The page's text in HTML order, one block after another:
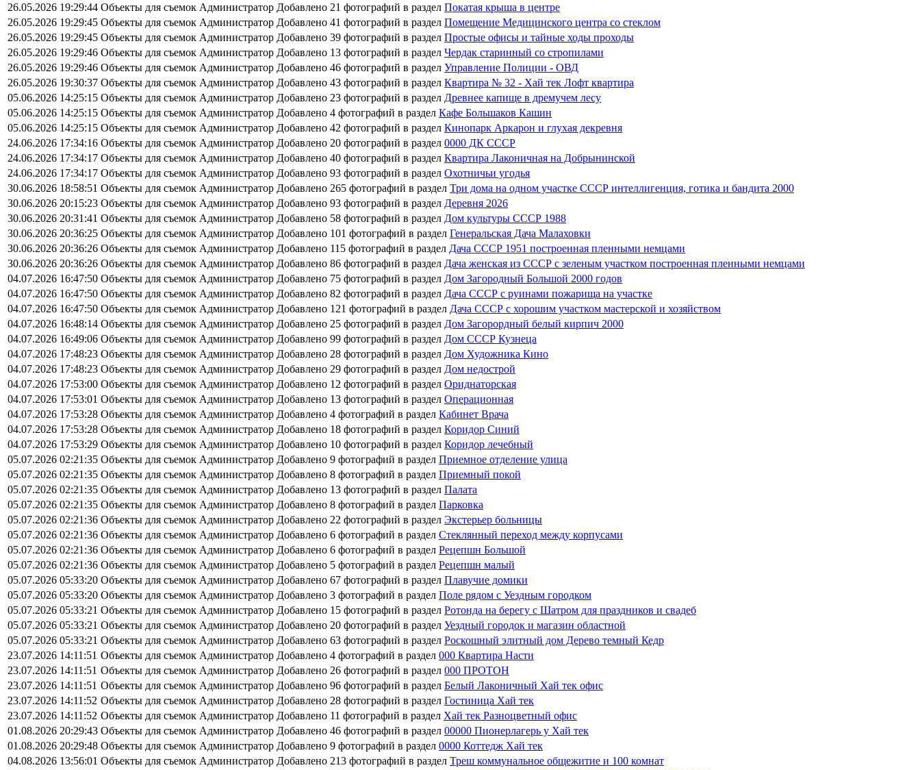
26.05.2026 19:29:44 Объекты для съемок Администратор Добавлено 21 фотографий в раздел Покатая крыша в центре
26.05.2026 19:29:45 Объекты для съемок Администратор Добавлено 41 фотографий в раздел Помещение Медицинского центра со стеклом
26.05.2026 19:29:45 Объекты для съемок Администратор Добавлено 39 фотографий в раздел Простые офисы и тайные ходы проходы
26.05.2026 19:29:46 Объекты для съемок Администратор Добавлено 13 фотографий в раздел Чердак старинный со стропилами
26.05.2026 19:29:46 Объекты для съемок Администратор Добавлено 46 фотографий в раздел Управление Полиции - ОВД
26.05.2026 19:30:37 Объекты для съемок Администратор Добавлено 43 фотографий в раздел Квартира № 32 - Хай тек Лофт квартира
05.06.2026 14:25:15 Объекты для съемок Администратор Добавлено 23 фотографий в раздел Древнее капище в дремучем лесу
05.06.2026 14:25:15 Объекты для съемок Администратор Добавлено 4 фотографий в раздел Кафе Большаков Кашин
05.06.2026 14:25:15 Объекты для съемок Администратор Добавлено 42 фотографий в раздел Кинопарк Аркарон и глухая декревня
24.06.2026 17:34:16 Объекты для съемок Администратор Добавлено 20 фотографий в раздел 0000 ДК СССР
24.06.2026 17:34:17 Объекты для съемок Администратор Добавлено 40 фотографий в раздел Квартира Лаконичная на Добрынинской
24.06.2026 17:34:17 Объекты для съемок Администратор Добавлено 93 фотографий в раздел Охотничьи угодья
30.06.2026 18:58:51 Объекты для съемок Администратор Добавлено 265 фотографий в раздел Три дома на одном участке СССР интеллигенция, готика и бандита 2000
30.06.2026 20:15:23 Объекты для съемок Администратор Добавлено 93 фотографий в раздел Деревня 2026
30.06.2026 20:31:41 Объекты для съемок Администратор Добавлено 58 фотографий в раздел Дом культуры СССР 1988
30.06.2026 20:36:25 Объекты для съемок Администратор Добавлено 101 фотографий в раздел Генеральская Дача Малаховки
30.06.2026 20:36:26 Объекты для съемок Администратор Добавлено 115 фотографий в раздел Дача СССР 1951 построенная пленными немцами
30.06.2026 20:36:26 Объекты для съемок Администратор Добавлено 86 фотографий в раздел Дача женская из СССР с зеленым участком построенная пленными немцами
04.07.2026 16:47:50 Объекты для съемок Администратор Добавлено 75 фотографий в раздел Дом Загородный Большой 2000 годов
04.07.2026 16:47:50 Объекты для съемок Администратор Добавлено 82 фотографий в раздел Дача СССР с руинами пожарища на участке
04.07.2026 16:47:50 Объекты для съемок Администратор Добавлено 121 фотографий в раздел Дача СССР с хорошим участком мастерской и хозяйством
04.07.2026 16:48:14 Объекты для съемок Администратор Добавлено 25 фотографий в раздел Дом Загорордный белый кирпич 2000
04.07.2026 16:49:06 Объекты для съемок Администратор Добавлено 99 фотографий в раздел Дом СССР Кузнеца
04.07.2026 17:48:23 Объекты для съемок Администратор Добавлено 28 фотографий в раздел Дом Художника Кино
04.07.2026 17:48:23 Объекты для съемок Администратор Добавлено 29 фотографий в раздел Дом недострой
04.07.2026 17:53:00 Объекты для съемок Администратор Добавлено 12 фотографий в раздел Ориднаторская
04.07.2026 17:53:01 Объекты для съемок Администратор Добавлено 13 фотографий в раздел Операционная
04.07.2026 17:53:28 Объекты для съемок Администратор Добавлено 4 фотографий в раздел Кабинет Врача
04.07.2026 17:53:28 Объекты для съемок Администратор Добавлено 18 фотографий в раздел Коридор Синий
04.07.2026 17:53:29 Объекты для съемок Администратор Добавлено 10 фотографий в раздел Коридор лечебный
05.07.2026 02:21:35 Объекты для съемок Администратор Добавлено 9 фотографий в раздел Приемное отделение улица
05.07.2026 02:21:35 Объекты для съемок Администратор Добавлено 8 фотографий в раздел Приемный покой
05.07.2026 02:21:35 Объекты для съемок Администратор Добавлено 13 фотографий в раздел Палата
05.07.2026 02:21:35 Объекты для съемок Администратор Добавлено 8 фотографий в раздел Парковка
05.07.2026 02:21:36 Объекты для съемок Администратор Добавлено 22 фотографий в раздел Экстерьер больницы
05.07.2026 02:21:36 Объекты для съемок Администратор Добавлено 6 фотографий в раздел Стеклянный переход между корпусами
05.07.2026 02:21:36 Объекты для съемок Администратор Добавлено 6 фотографий в раздел Рецепшн Большой
05.07.2026 02:21:36 Объекты для съемок Администратор Добавлено 5 фотографий в раздел Рецепшн малый
05.07.2026 05:33:20 Объекты для съемок Администратор Добавлено 67 фотографий в раздел Плавучие домики
05.07.2026 05:33:20 Объекты для съемок Администратор Добавлено 3 фотографий в раздел Поле рядом с Уездным городком
05.07.2026 05:33:21 Объекты для съемок Администратор Добавлено 15 фотографий в раздел Ротонда на берегу с Шатром для праздников и свадеб
05.07.2026 05:33:21 Объекты для съемок Администратор Добавлено 20 фотографий в раздел Уездный городок и магазин областной
05.07.2026 05:33:21 Объекты для съемок Администратор Добавлено 63 фотографий в раздел Роскошный элитный дом Дерево темный Кедр
23.07.2026 14:11:51 Объекты для съемок Администратор Добавлено 4 фотографий в раздел 000 Квартира Насти
23.07.2026 14:11:51 Объекты для съемок Администратор Добавлено 26 фотографий в раздел 000 ПРОТОН
23.07.2026 14:11:51 Объекты для съемок Администратор Добавлено 96 фотографий в раздел Белый Лаконичный Хай тек офис
23.07.2026 14:11:52 Объекты для съемок Администратор Добавлено 28 фотографий в раздел Гостиница Хай тек
23.07.2026 14:11:52 Объекты для съемок Администратор Добавлено 11 фотографий в раздел Хай тек Разноцветный офис
01.08.2026 20:29:43 Объекты для съемок Администратор Добавлено 46 фотографий в раздел 00000 Пионерлагерь у Хай тек
01.08.2026 20:29:48 Объекты для съемок Администратор Добавлено 9 фотографий в раздел 0000 Коттедж Хай тек
04.08.2026 13:56:01 Объекты для съемок Администратор Добавлено 213 фотографий в раздел Треш коммунальное общежитие и 100 комнат